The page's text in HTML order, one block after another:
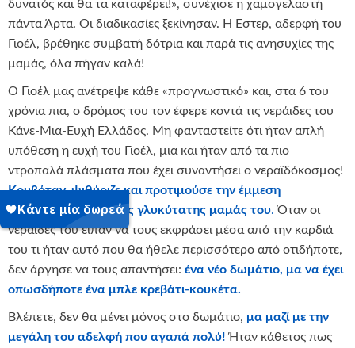
δυνατός και θα τα καταφέρει!», συνέχισε η χαμογελαστή
πάντα Άρτα. Οι διαδικασίες ξεκίνησαν. Η Έστερ, αδερφή του
Γιοέλ, βρέθηκε συμβατή δότρια και παρά τις ανησυχίες της
μαμάς, όλα πήγαν καλά!
Ο Γιοέλ μας ανέτρεψε κάθε «προγνωστικό» και, στα 6 του
χρόνια πια, ο δρόμος του τον έφερε κοντά τις νεράιδες του
Κάνε-Μια-Ευχή Ελλάδος. Μη φανταστείτε ότι ήταν απλή
υπόθεση η ευχή του Γιοέλ, μια και ήταν από τα πιο
ντροπαλά πλάσματα που έχει συναντήσει ο νεραϊδόκοσμος!
Κρυβόταν, ψιθύριζε και προτιμούσε την έμμεση
επικοινωνία μέσω της γλυκύτατης μαμάς του. Όταν οι
νεράιδες του είπαν να τους εκφράσει μέσα από την καρδιά
του τι ήταν αυτό που θα ήθελε περισσότερο από οτιδήποτε,
δεν άργησε να τους απαντήσει: ένα νέο δωμάτιο, μα να έχει
οπωσδήποτε ένα μπλε κρεβάτι-κουκέτα.
Βλέπετε, δεν θα μένει μόνος στο δωμάτιο, μα μαζί με την
μεγάλη του αδελφή που αγαπά πολύ! Ήταν κάθετος πως